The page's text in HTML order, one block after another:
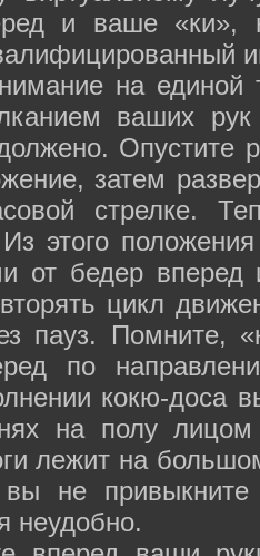
и ваше «ки»,
на единой
ваших
Опустите
затем
стрелке.
этого
от бедер вперед
цикл
пауз. Помните,
по
кокю-доса
на полу
лежит на
не
неудобно.